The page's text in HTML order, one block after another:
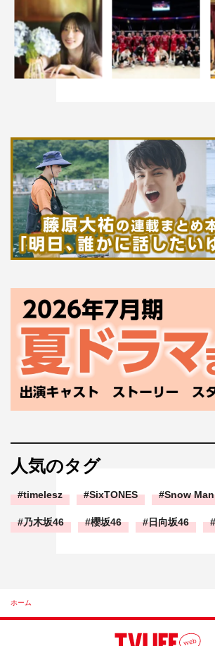
人気のタグ
timelesz SixTONES Snow Man
乃木坂46 櫻坂46 日向坂46
ホーム